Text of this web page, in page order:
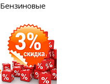
Бензиновые